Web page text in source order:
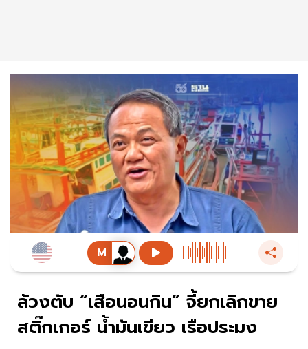
ล้วงตับ “เสือนอนกิน” จี้ยกเลิกขาย
สติ๊กเกอร์ น้ำมันเขียว เรือประมง